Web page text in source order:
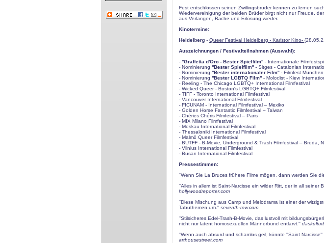
Fest entschlossen seinen Zwillingsbruder kennen zu lernen
Wiedervereinigung der beiden Brüder birgt nicht nur Freude,
aus Verlangen, Rache und Erlösung wieder.
Kinotermine:
Heidelberg - Queer Festival Heidelberg - Karlstor Kino-
Auszeichnungen / Festivalteilnahmen (Auswahl):
- ''Graffetta d'Oro - Bester Spielfilm'' - Internationale
- Nominierung ''Bester Spielfilm'' - Sitges - Catalonian
- Nominierung ''Bester internationaler Film'' - Filmfest München
- Nominierung ''Bester LGBTQ Film'' - Molodist - Kiew
- Reeling - The Chicago LGBTQ+ International Filmfestival
- Wicked Queer - Boston's LGBTQ+ Filmfestival
- TIFF - Toronto International Filmfestival
- Vancouver International Filmfestival
- FICUNAM - International Filmfestival – Mexiko
- Golden Horse Fantastic Filmfestival – Taiwan
- Chéries Chéris Filmfestival – Paris
- MIX Milano Filmfestival
- Moskau International Filmfestival
- Thessaloniki International Filmfestival
- Malmö Queer Filmfestival
- BUTFF - B-Movie, Underground & Trash Filmfestival – Breda,
- Vilnius International Filmfestival
- Busan International Filmfestival
Pressestimmen:
''Wenn Sie La Bruces frühere Filme mögen, dann werden Sie
''Alles in allem ist Saint-Narcisse ein wilder Ritt, der in all
hollywoodreporter.com
''Diese Mischung aus Camp und Melodrama ist einer der
Tabuthemen um.'' seventh-row.com
''Stilsicheres Edel-Trash-B-Movie, das lustvoll mit
nicht nur latent homosexuellen Männerbund entlarvt.''
''Wenn auch absurd und schamlos geil, könnte ''Saint
arthousestreet.com